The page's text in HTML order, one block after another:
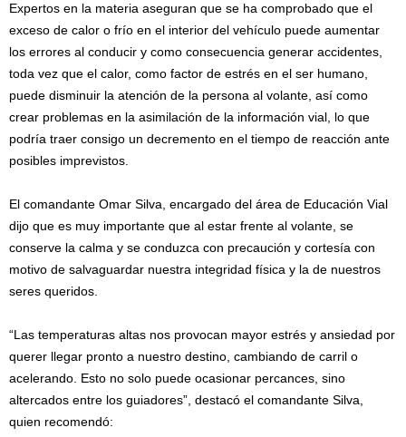
Expertos en la materia aseguran que se ha comprobado que el
exceso de calor o frío en el interior del vehículo puede aumentar
los errores al conducir y como consecuencia generar accidentes,
toda vez que el calor, como factor de estrés en el ser humano,
puede disminuir la atención de la persona al volante, así como
crear problemas en la asimilación de la información vial, lo que
podría traer consigo un decremento en el tiempo de reacción ante
posibles imprevistos.
El comandante Omar Silva, encargado del área de Educación Vial
dijo que es muy importante que al estar frente al volante, se
conserve la calma y se conduzca con precaución y cortesía con
motivo de salvaguardar nuestra integridad física y la de nuestros
seres queridos.
“Las temperaturas altas nos provocan mayor estrés y ansiedad por
querer llegar pronto a nuestro destino, cambiando de carril o
acelerando. Esto no solo puede ocasionar percances, sino
altercados entre los guiadores”, destacó el comandante Silva,
quien recomendó: